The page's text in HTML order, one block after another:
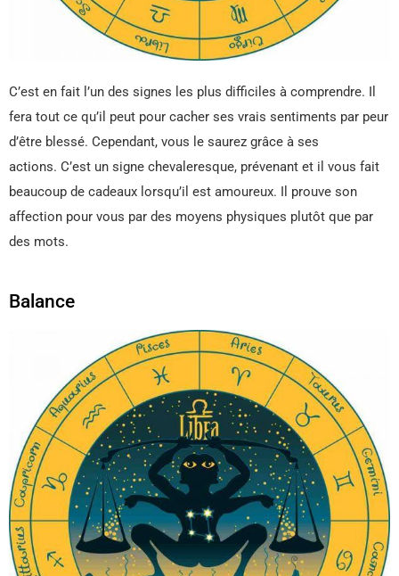
C’est en fait l’un des signes les plus difficiles à comprendre. Il
fera tout ce qu’il peut pour cacher ses vrais sentiments par peur
d’être blessé. Cependant, vous le saurez grâce à ses
actions. C’est un signe chevaleresque, prévenant et il vous fait
beaucoup de cadeaux lorsqu’il est amoureux. Il prouve son
affection pour vous par des moyens physiques plutôt que par
des mots.
Balance